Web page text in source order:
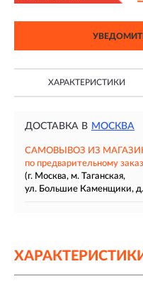
ХАРАКТЕРИСТИКИ
ДОСТАВКА В МОСКВА
САМОВЫВОЗ ИЗ
по предварительному
(г. Москва, м. Таганская,
ул. Большие Каменщики, д.